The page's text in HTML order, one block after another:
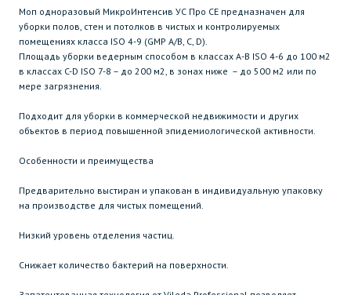
Моп одноразовый МикроИнтенсив УС Про CE предназначен для
уборки полов, стен и потолков в чистых и контролируемых
помещениях класса ISO 4-9 (GMP A/B, C, D).
Площадь уборки ведерным способом в классах A-B ISO 4-6 до 100 м2
в классах C-D ISO 7-8 – до 200 м2, в зонах ниже – до 500 м2 или по
мере загрязнения.
Подходит для уборки в коммерческой недвижимости и других
объектов в период повышенной эпидемиологической активности.
Особенности и преимущества
Предварительно выстиран и упакован в индивидуальную упаковку
на производстве для чистых помещений.
Низкий уровень отделения частиц.
Снижает количество бактерий на поверхности.